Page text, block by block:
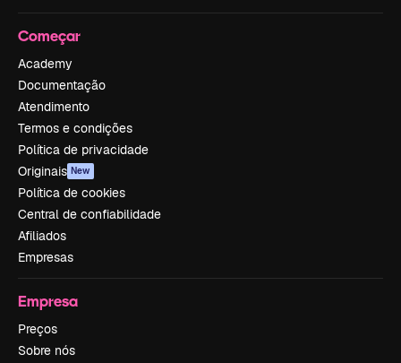
Começar
Academy
Documentação
Atendimento
Termos e condições
Política de privacidade
Originais New
Política de cookies
Central de confiabilidade
Afiliados
Empresas
Empresa
Preços
Sobre nós